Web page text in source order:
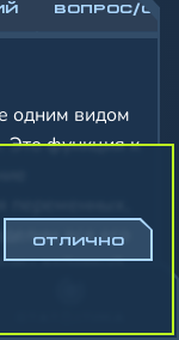
одним видом
Это функция к
все его
действий
ВОПРОС/
ОТЛИЧНО